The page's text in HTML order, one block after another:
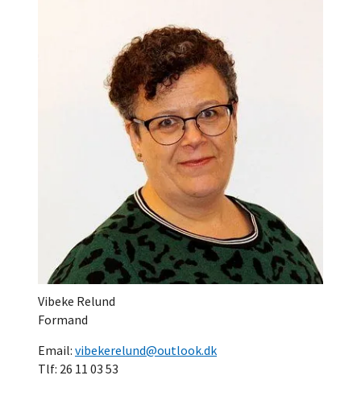
Vibeke Relund
Formand
Email: vibekerelund@outlook.dk
Tlf: 26 11 03 53